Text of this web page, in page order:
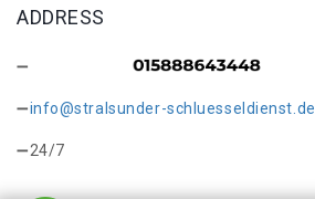
ADDRESS
info@stralsunder-schluesseldienst.de
24/7